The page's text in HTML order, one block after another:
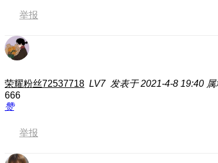
举报
荣耀粉丝72537718 LV7 发表于 2021-4-8 19:40
666
赞
举报